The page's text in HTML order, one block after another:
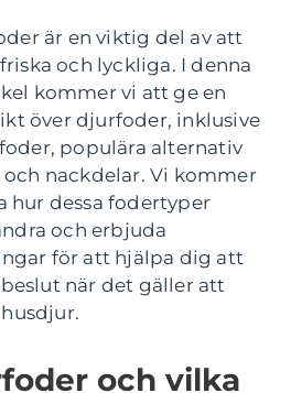
är en viktig del av att
och lyckliga. I denna
kommer vi att ge en
över djurfoder, inklusive
populära alternativ
nackdelar. Vi kommer
hur dessa fodertyper
och erbjuda
för att hjälpa dig att
när det gäller att
och vilka